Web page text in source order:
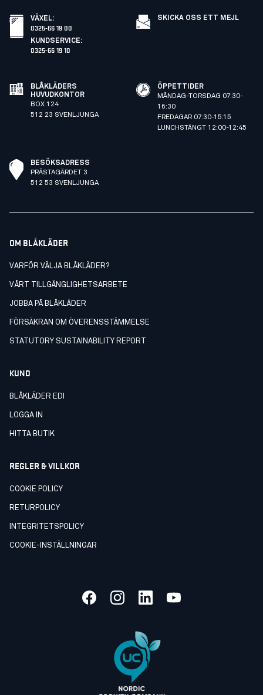
VÄXEL:
0325-66 19 00
KUNDSERVICE:
0325-66 19 10
SKICKA OSS ETT MEJL
BLÅKLÄDERS
HUVUDKONTOR
BOX 124
512 23 SVENLJUNGA
ÖPPETTIDER
MÅNDAG-TORSDAG 07:30-
16:30
FREDAGAR 07:30-15:15
LUNCHSTÄNGT 12:00-12:45
BESÖKSADRESS
PRÄSTAGÄRDET 3
512 53 SVENLJUNGA
OM BLÅKLÄDER
VARFÖR VÄLJA BLÅKLÄDER?
VÅRT TILLGÄNGLIGHETSARBETE
JOBBA PÅ BLÅKLÄDER
FÖRSÄKRAN OM ÖVERENSSTÄMMELSE
STATUTORY SUSTAINABILITY REPORT
KUND
BLÅKLÄDER EDI
LOGGA IN
HITTA BUTIK
REGLER & VILLKOR
COOKIE POLICY
RETURPOLICY
INTEGRITETSPOLICY
COOKIE-INSTÄLLNINGAR